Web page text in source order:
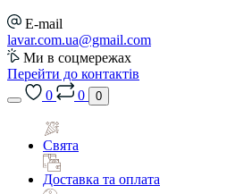
E-mail
lavar.com.ua@gmail.com
Ми в соцмережах
Перейти до контактів
0
0 0
Свята
Доставка та оплата